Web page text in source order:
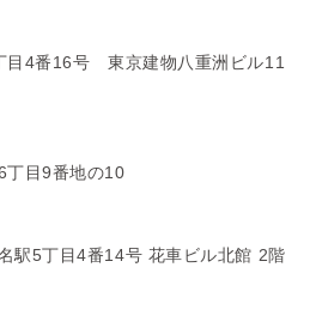
目4番16号 東京建物八重洲ビル11
丁目9番地の10
駅5丁目4番14号 花車ビル北館 2階